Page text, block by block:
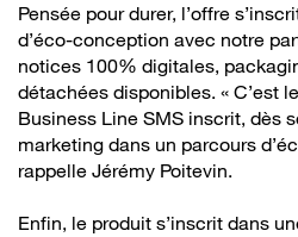
Pensée pour durer, l’offre
d’éco-conception avec notre
notices 100% digitales,
détachées disponibles. « C’est
Business Line SMS inscrit, dès
marketing dans un parcours
rappelle Jérémy Poitevin.
Enfin, le produit s’inscrit dans